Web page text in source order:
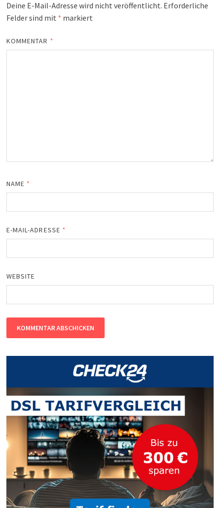
Deine E-Mail-Adresse wird nicht veröffentlicht. Erforderliche
Felder sind mit * markiert
KOMMENTAR *
NAME *
E-MAIL-ADRESSE *
WEBSITE